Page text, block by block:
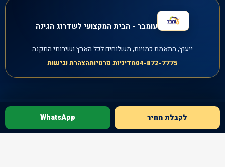
עומבר - הבית המקצועי לשדרוג הגינה
ייעוץ, התאמת כמויות, משלוחים לכל הארץ ושירותי התקנה
04-872-7775מדיניות פרטיותהצהרת נגישות
לקבלת מחיר WhatsApp